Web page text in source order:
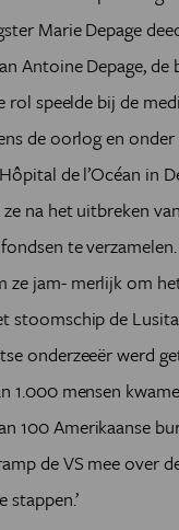
Marie Depage
Antoine Depage,
rol speelde bij de
de oorlog en
de l’Océan in
na het uitbreken
te
ze jam- merlijk om
stoomschip de
onderzeeër werd
1.000 mensen
100 Amerikaanse
de VS mee over